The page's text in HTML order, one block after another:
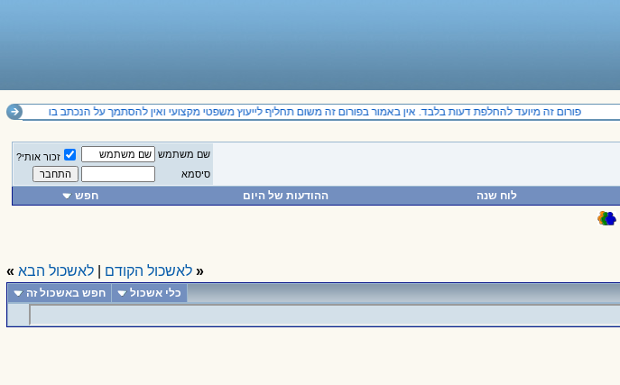
פורום זה מיועד להחלפת דעות בלבד. אין באמור בפורום זה משום תחליף לייעוץ משפטי מקצועי ואין להסתמך על הנכתב בו
שם משתמש
זכור אותי?
סיסמא
לוח שנה ההודעות של היום חפש
« לאשכול הקודם לאשכול הבא »
כלי אשכול חפש באשכול זה